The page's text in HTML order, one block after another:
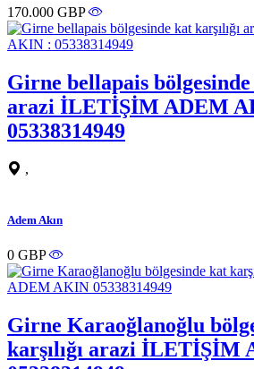
170.000 GBP
Girne bellapais bölgesinde
arazi İLETİŞİM ADEM
05338314949
,
Adem Akın
0 GBP
Girne Karaoğlanoğlu
karşılığı arazi İLETİŞİM